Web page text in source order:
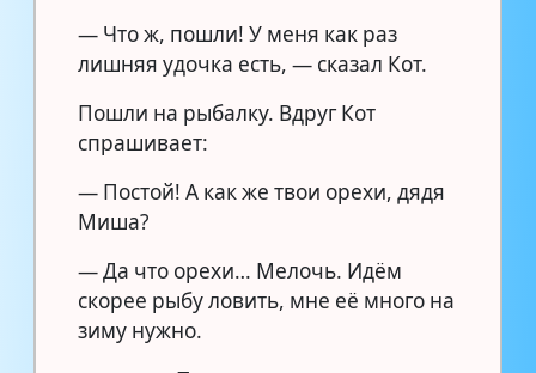
— Что ж, пошли! У меня как раз
лишняя удочка есть, — сказал Кот.
Пошли на рыбалку. Вдруг Кот
спрашивает:
— Постой! А как же твои орехи, дядя
Миша?
— Да что орехи… Мелочь. Идём
скорее рыбу ловить, мне её много на
зиму нужно.